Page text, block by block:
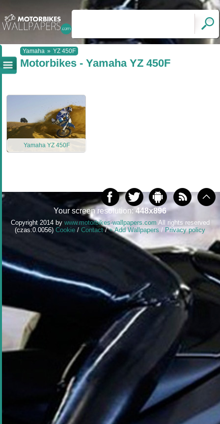
Yamaha » YZ 450F
Motorbikes - Yamaha YZ 450F
Yamaha YZ 450F
Your screen resolution:448x896
Copyright 2014 by www.motorbikes-wallpapers.com All rights reserved
(czas:0.0056) Cookie / Contact/+ Add Wallpapers / Privacy policy